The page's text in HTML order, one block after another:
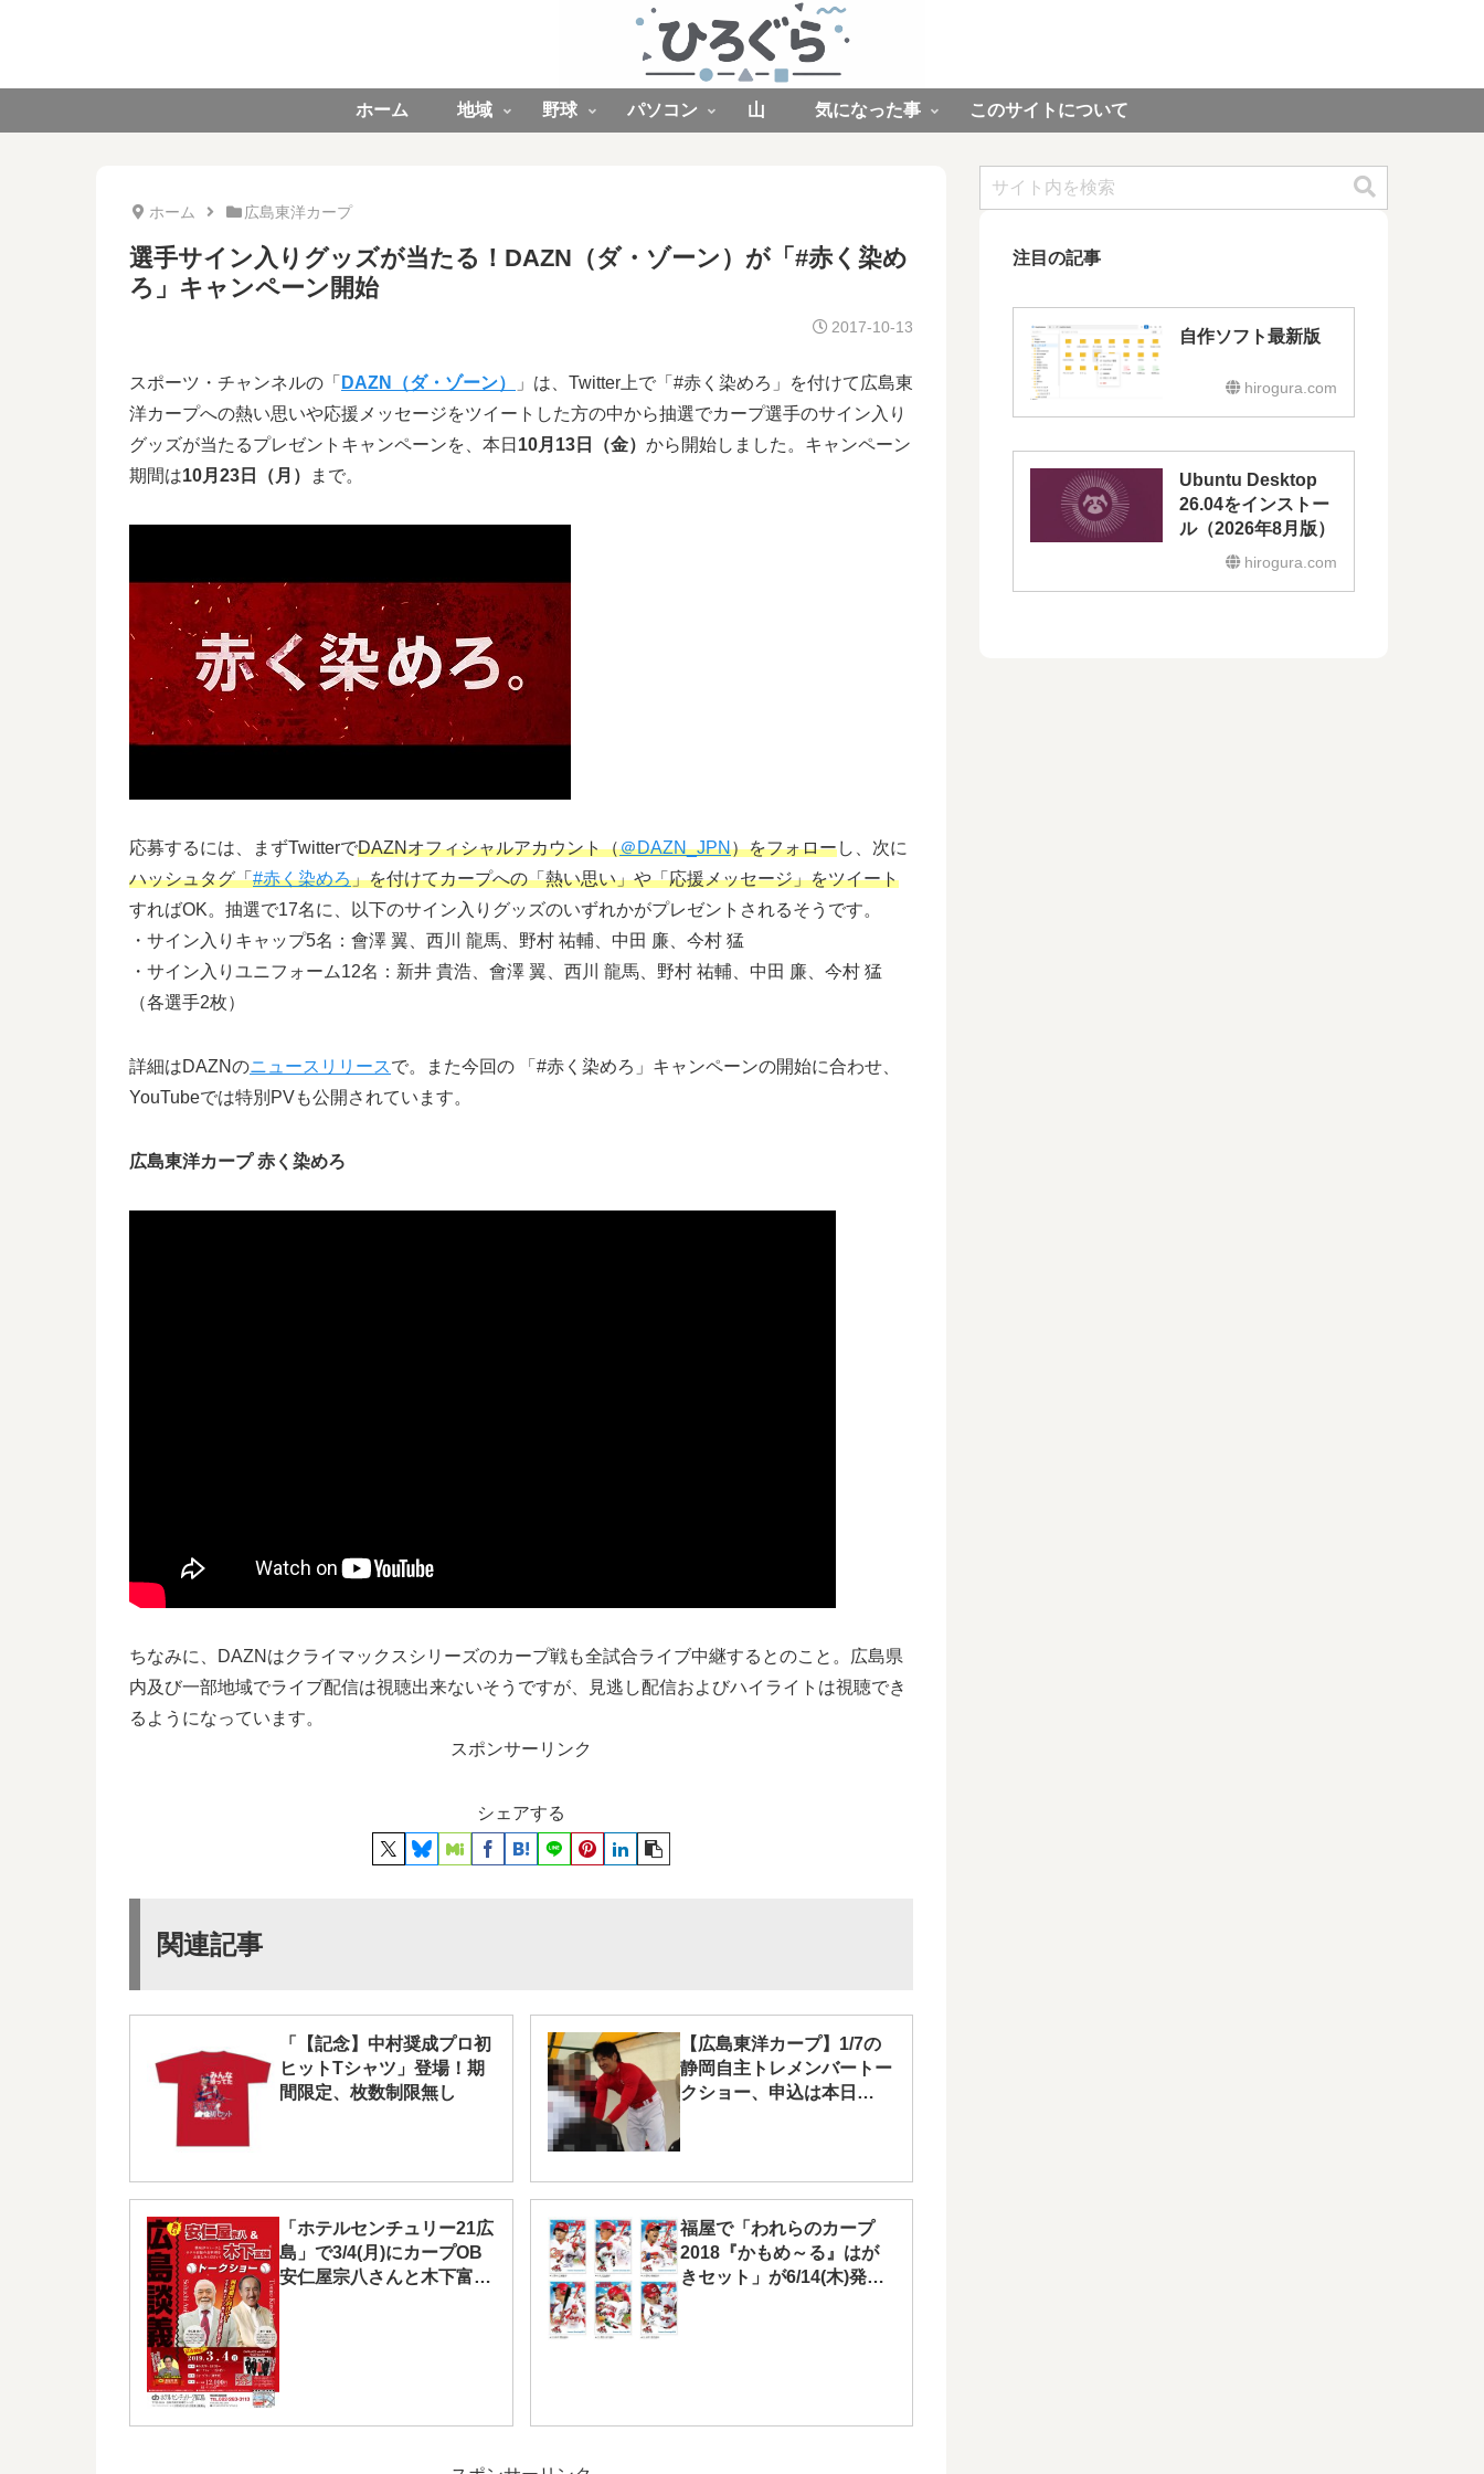
ホーム 地域 野球 パソコン 山 気になった事 このサイトについて
ホーム 広島東洋カープ
選手サイン入りグッズが当たる！DAZN（ダ・ゾーン）が「#赤く染め
ろ」キャンペーン開始
2017-10-13
スポーツ・チャンネルの「 DAZN（ダ・ゾーン）
」は、Twitter上で「#赤く染めろ」を付けて広島東
洋カープへの熱い思いや応援メッセージをツイートした方の中から抽選でカープ選手のサイン入り
グッズが当たるプレゼントキャンペーンを、本日 10月13日（金） から開始しました。キャンペーン
期間は10月23日（月） まで。
応募するには、まずTwitterでDAZNオフィシャルアカウント（＠DAZN_JPN）をフォローし、次に
ハッシュタグ「#赤く染めろ」を付けてカープへの「熱い思い」や「応援メッセージ」をツイート
すればOK。抽選で17名に、以下のサイン入りグッズのいずれかがプレゼントされるそうです。
・サイン入りキャップ5名：會澤 翼、西川 龍馬、野村 祐輔、中田 廉、今村 猛
・サイン入りユニフォーム12名：新井 貴浩、會澤 翼、西川 龍馬、野村 祐輔、中田 廉、今村 猛
（各選手2枚）
詳細はDAZNのニュースリリースで。また今回の 「#赤く染めろ」キャンペーンの開始に合わせ、
YouTubeでは特別PVも公開されています。
広島東洋カープ 赤く染めろ
ちなみに、DAZNはクライマックスシリーズのカープ戦も全試合ライブ中継するとのこと。広島県
内及び一部地域でライブ配信は視聴出来ないそうですが、見逃し配信およびハイライトは視聴でき
るようになっています。
スポンサーリンク
シェアする
関連記事
「【記念】中村奨成プロ初
ヒットTシャツ」登場！期
間限定、枚数制限無し
【広島東洋カープ】1/7の
静岡自主トレメンバートー
クショー、申込は本日
11/20（日）10時から
「ホテルセンチュリー21広
島」で3/4(月)にカープOB
安仁屋宗八さんと木下富雄
福屋で「われらのカープ
2018『かもめ～る』はが
きセット」が6/14(木)発
注目の記事
自作ソフト最新版
hirogura.com
Ubuntu Desktop
26.04をインストー
ル（2026年8月版）
hirogura.com